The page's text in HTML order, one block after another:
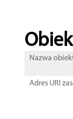
Nazwa
Adres URI